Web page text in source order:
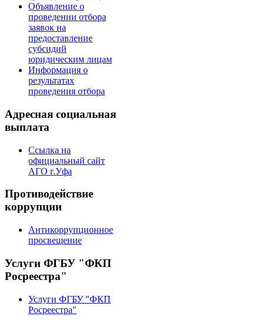
Объявление о
проведении отбора
заявок на
предоставление
субсидий
юридическим лицам
Информация о
результатах
проведения отбора
Адресная социальная
выплата
Ссылка на
официальный сайт
АГО г.Уфа
Противодействие
коррупции
Антикоррупционное
просвещение
Услуги ФГБУ "ФКП
Росреестра"
Услуги ФГБУ "ФКП
Росреестра"